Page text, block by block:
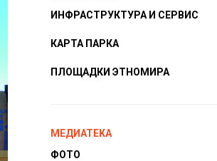
ИНФРАСТРУКТУРА И СЕРВИС
КАРТА ПАРКА
ПЛОЩАДКИ ЭТНОМИРА
МЕДИАТЕКА
ФОТО